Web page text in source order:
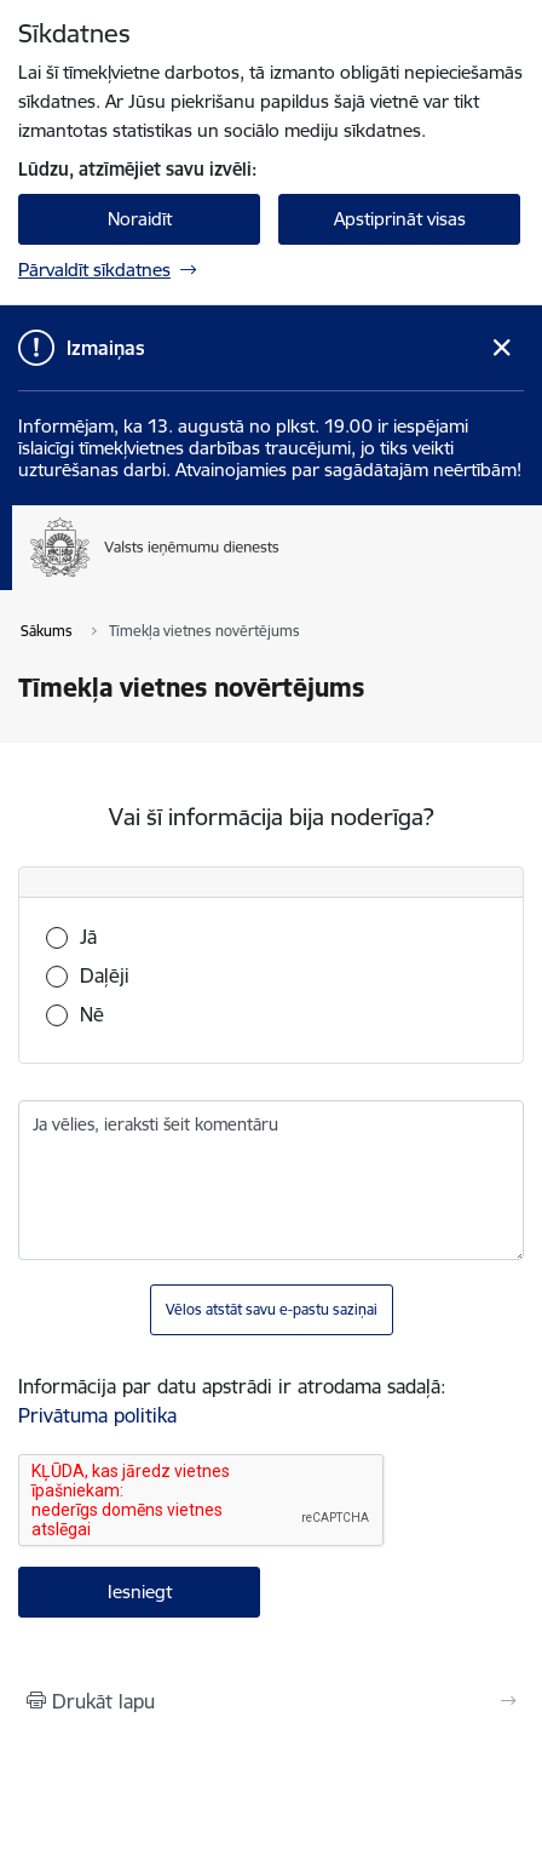
Sīkdatnes
Lai šī tīmekļvietne darbotos, tā izmanto obligāti nepieciešamās
sīkdatnes. Ar Jūsu piekrišanu papildus šajā vietnē var tikt
izmantotas statistikas un sociālo mediju sīkdatnes.
Lūdzu, atzīmējiet savu izvēli:
Noraidīt Apstiprināt visas
Pārvaldīt sīkdatnes
Izmaiņas
Informējam, ka 13. augustā no plkst. 19.00 ir iespējami
īslaicīgi tīmekļvietnes darbības traucējumi, jo tiks veikti
uzturēšanas darbi. Atvainojamies par sagādātajām neērtībām!
Sākums Tīmekļa vietnes novērtējums
Tīmekļa vietnes novērtējums
Vai šī informācija bija noderīga?
Vai šī informācija bija noderīga?
Jā
Daļēji
Nē
Ja vēlies, ieraksti šeit komentāru
Vēlos atstāt savu e-pastu saziņai
Informācija par datu apstrādi ir atrodama sadaļā:
Privātuma politika
Drukāt lapu